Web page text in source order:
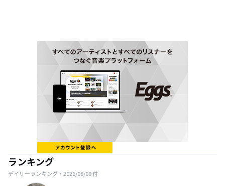
ランキング
デイリーランキング・ 2026/08/09付